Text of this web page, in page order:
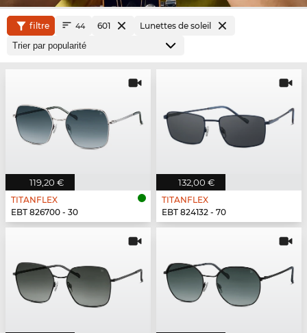
filtre 44 601 Lunettes de soleil
119,20 €
TITANFLEX
EBT 826700 - 30
132,00 €
TITANFLEX
EBT 824132 - 70